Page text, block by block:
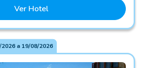
Ver Hotel
a 19/08/2026